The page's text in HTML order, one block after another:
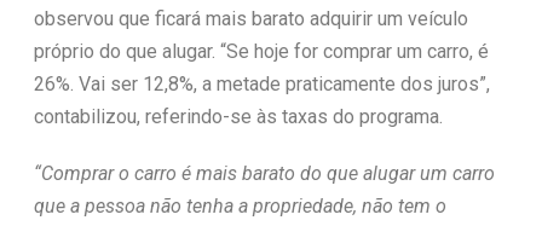
observou que ficará mais barato adquirir um veículo
próprio do que alugar. “Se hoje for comprar um carro, é
26%. Vai ser 12,8%, a metade praticamente dos juros”,
contabilizou, referindo-se às taxas do programa.
“Comprar o carro é mais barato do que alugar um carro
que a pessoa não tenha a propriedade, não tem o